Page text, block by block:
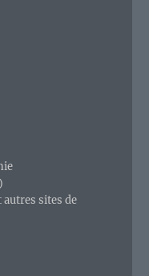
autres sites de